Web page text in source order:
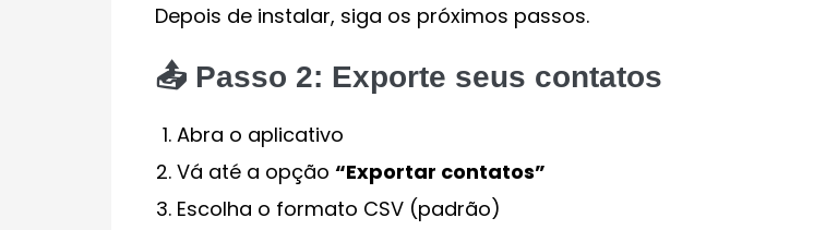
Depois de instalar, siga os próximos passos.
📤 Passo 2: Exporte seus contatos
Abra o aplicativo
Vá até a opção “Exportar contatos”
Escolha o formato CSV (padrão)